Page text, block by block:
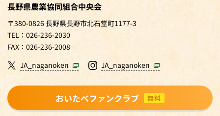
長野県農業協同組合中央会
〒380-0826 長野県長野市北石堂町1177-3
TEL：026-236-2030
FAX：026-236-2008
JA_naganoken
JA_naganoken
おいたべファンクラブ 無料